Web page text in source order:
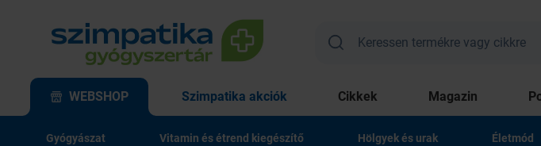
WEBSHOP Szimpatika akciók Cikkek Magazin
Gyógyászat Vitamin és étrend kiegészítő Hölgyek és urak Életmód